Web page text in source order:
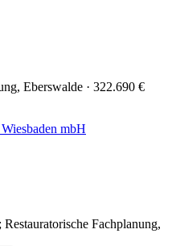
, Eberswalde · 322.690 €
mbH
Fachplanung,